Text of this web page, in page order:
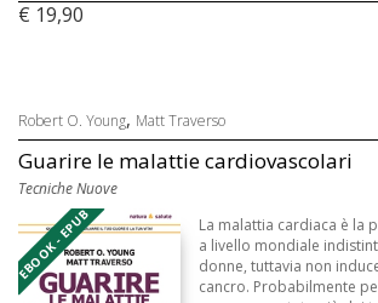
€ 19,90
Robert O. Young, Matt Traverso
Guarire le malattie cardiovascolari
Tecniche Nuove
EBOOK - EPUB
La malattia cardiaca è la
a livello mondiale
donne, tuttavia non
cancro. Probabilmente